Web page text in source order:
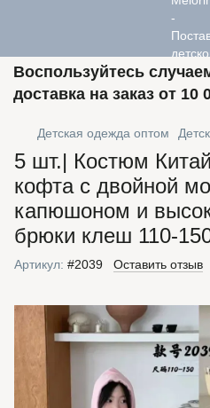
Воспользуйтесь
доставка на заказ от 10
Детская одежда оптом
5 шт.| Костюм
кофта с двойной
капюшоном и
брюки клеш 110-
Артикул: #2039 Оставить отзыв